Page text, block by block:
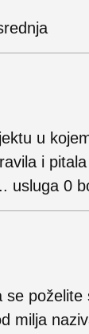
u
i
usluga 0
milja